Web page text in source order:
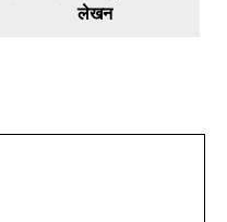
लेखन